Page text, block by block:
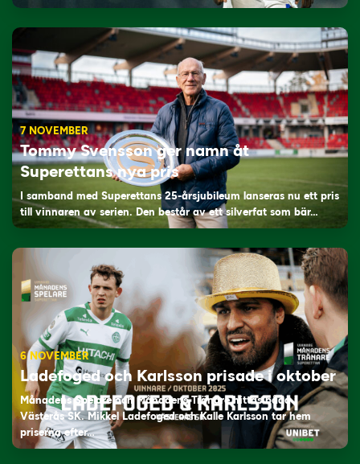
7 NOVEMBER
Tommy Svensson ger namn åt
Superettans nya pris
I samband med Superettans 25-årsjubileum lanseras nu ett pris
till vinnaren av serien. Den består av ett silverfat som bär…
6 NOVEMBER
Ladefoged och Karlsson prisade i oktober
Månadens Spelare och Månadens Tränare hittas båda i
Västerås SK. Mikkel Ladefoged och Kalle Karlsson tar hem
priserna efter…